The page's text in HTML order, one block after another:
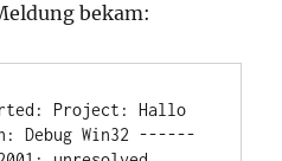
bekam:
Project: Hallo
Debug Win32 ------